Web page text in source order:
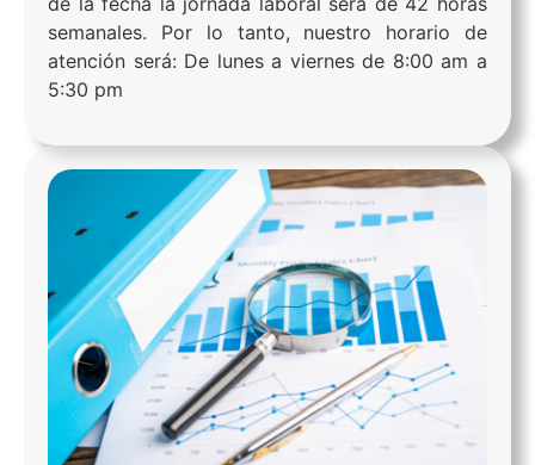
semanales. Por lo tanto, nuestro horario de
atención será: De lunes a viernes de 8:00 am a
5:30 pm